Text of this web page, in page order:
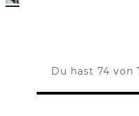
Du hast 74 von